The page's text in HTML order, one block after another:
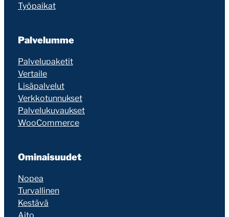
Työpaikat
Palvelumme
Palvelupaketit
Vertaile
Lisäpalvelut
Verkkotunnukset
Palvelukuvaukset
WooCommerce
Ominaisuudet
Nopea
Turvallinen
Kestävä
Aito